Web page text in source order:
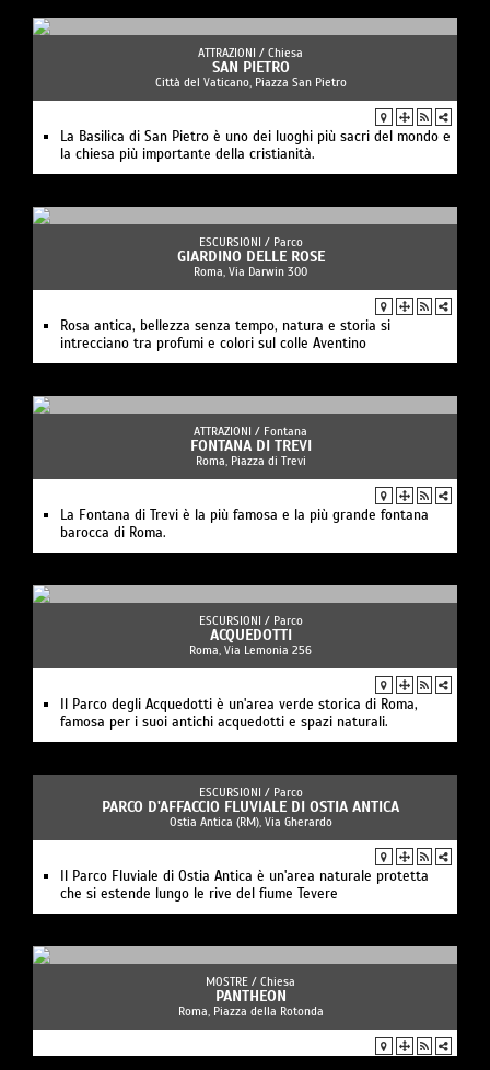
ATTRAZIONI / Chiesa
SAN PIETRO
Città del Vaticano, Piazza San Pietro
La Basilica di San Pietro è uno dei luoghi più sacri del mondo e
la chiesa più importante della cristianità.
ESCURSIONI / Parco
GIARDINO DELLE ROSE
Roma, Via Darwin 300
Rosa antica, bellezza senza tempo, natura e storia si
intrecciano tra profumi e colori sul colle Aventino
ATTRAZIONI / Fontana
FONTANA DI TREVI
Roma, Piazza di Trevi
La Fontana di Trevi è la più famosa e la più grande fontana
barocca di Roma.
ESCURSIONI / Parco
ACQUEDOTTI
Roma, Via Lemonia 256
Il Parco degli Acquedotti è un'area verde storica di Roma,
famosa per i suoi antichi acquedotti e spazi naturali.
ESCURSIONI / Parco
PARCO D'AFFACCIO FLUVIALE DI OSTIA ANTICA
Ostia Antica (RM), Via Gherardo
Il Parco Fluviale di Ostia Antica è un'area naturale protetta
che si estende lungo le rive del fiume Tevere
MOSTRE / Chiesa
PANTHEON
Roma, Piazza della Rotonda